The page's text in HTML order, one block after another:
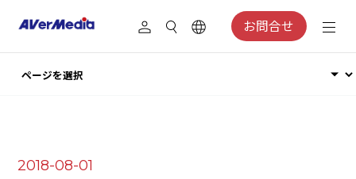
お問合せ
2018-08-01